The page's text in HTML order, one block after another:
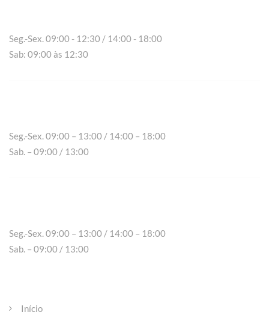
Seg.-Sex. 09:00 - 12:30 / 14:00 - 18:00
Sab: 09:00 às 12:30
Seg.-Sex. 09:00 – 13:00 / 14:00 – 18:00
Sab. – 09:00 / 13:00
Seg.-Sex. 09:00 – 13:00 / 14:00 – 18:00
Sab. – 09:00 / 13:00
Início